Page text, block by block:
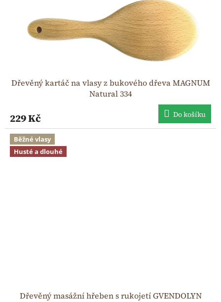
Dřevěný kartáč na vlasy z bukového dřeva MAGNUM
Natural 334
229 Kč Do košíku
Běžné vlasy
Husté a dlouhé
Dřevěný masážní hřeben s rukojetí GVENDOLYN